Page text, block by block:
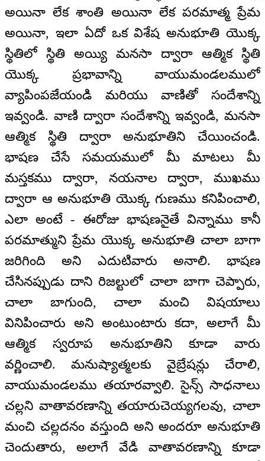
అయినా లేక శాంతి అయినా లేక పరమాత్మ ప్రేమ
అయినా, ఇలా ఏదో ఒక విశేష అనుభూతి యొక్క
స్థితిలో స్థితి అయ్యి మనసా ద్వారా ఆత్మిక స్థితి
యొక్క ప్రభావాన్ని వాయుమండలములో
వ్యాపింపజేయండి మరియు వాణితో సందేశాన్ని
ఇవ్వండి. వాణి ద్వారా సందేశాన్ని ఇవ్వండి, మనసా
ఆత్మిక స్థితి ద్వారా అనుభూతిని చేయించండి.
భాషణ చేసే సమయములో మీ మాటలు మీ
మస్తకము ద్వారా, నయనాల ద్వారా, ముఖము
ద్వారా ఆ అనుభూతి యొక్క గుణము కనిపించాలి,
ఎలా అంటే - ఈరోజు భాషణనైతే విన్నాము కానీ
పరమాత్ముని ప్రేమ యొక్క అనుభూతి చాలా బాగా
జరిగింది అని ఎదుటివారు అనాలి. భాషణ
చేసినప్పుడు దాని రిజల్టులో చాలా బాగా చెప్పారు,
చాలా బాగుంది, చాలా మంచి విషయాలు
వినిపించారు అని అంటుంటారు కదా, అలాగే మీ
ఆత్మిక స్వరూప అనుభూతిని కూడా వారు
వర్ణించాలి. మనుష్యాత్మలకు వైబ్రేషన్లు చేరాలి,
వాయుమండలము తయారవ్వాలి. సైన్స్ సాధనాలు
చల్లని వాతావరణాన్ని తయారుచెయ్యగలవు, చాలా
మంచి చల్లదనం వస్తుంది అని అందరూ అనుభూతి
చెందుతారు, అలాగే వేడి వాతావరణాన్ని కూడా